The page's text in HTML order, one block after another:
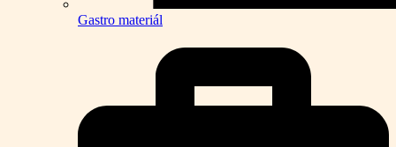
Gastro materiál